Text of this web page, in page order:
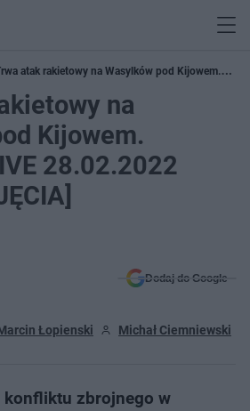
atak rakietowy na Wasylków pod Kijowem.
ZDJĘCIA]
na
Kijowem.
28.02.2022
Dodaj do Google
Łopienski Michał Ciemniewski
konfliktu zbrojnego w